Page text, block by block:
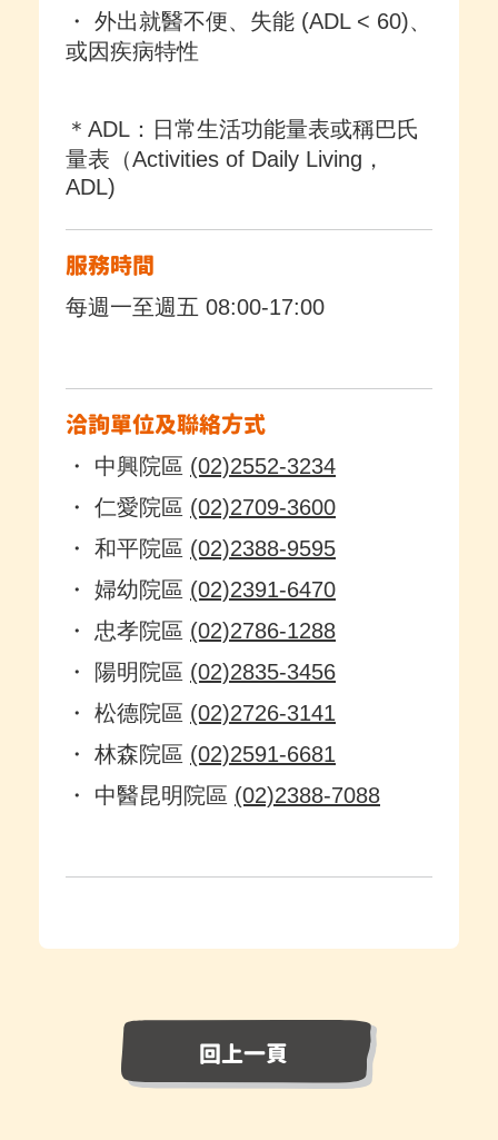
・ 外出就醫不便、失能 (ADL < 60)、
或因疾病特性
＊ADL：日常生活功能量表或稱巴氏
量表（Activities of Daily Living，
ADL)
服務時間
每週一至週五 08:00-17:00
洽詢單位及聯絡方式
・ 中興院區 (02)2552-3234
・ 仁愛院區 (02)2709-3600
・ 和平院區 (02)2388-9595
・ 婦幼院區 (02)2391-6470
・ 忠孝院區 (02)2786-1288
・ 陽明院區 (02)2835-3456
・ 松德院區 (02)2726-3141
・ 林森院區 (02)2591-6681
・ 中醫昆明院區 (02)2388-7088
回上一頁